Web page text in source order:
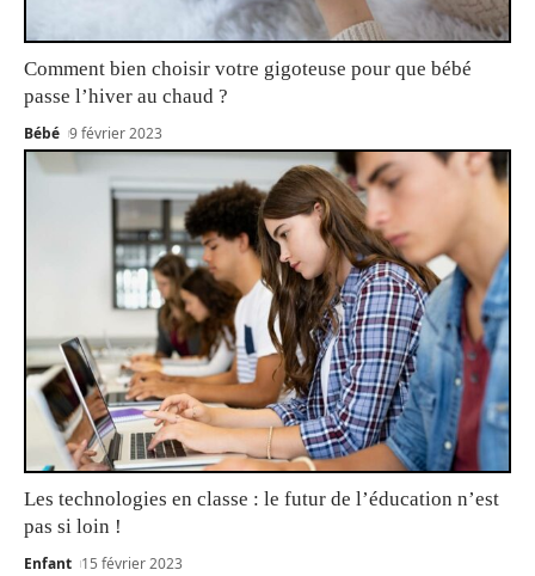
Comment bien choisir votre gigoteuse pour que bébé
passe l’hiver au chaud ?
Bébé 9 février 2023
Les technologies en classe : le futur de l’éducation n’est
pas si loin !
Enfant 15 février 2023